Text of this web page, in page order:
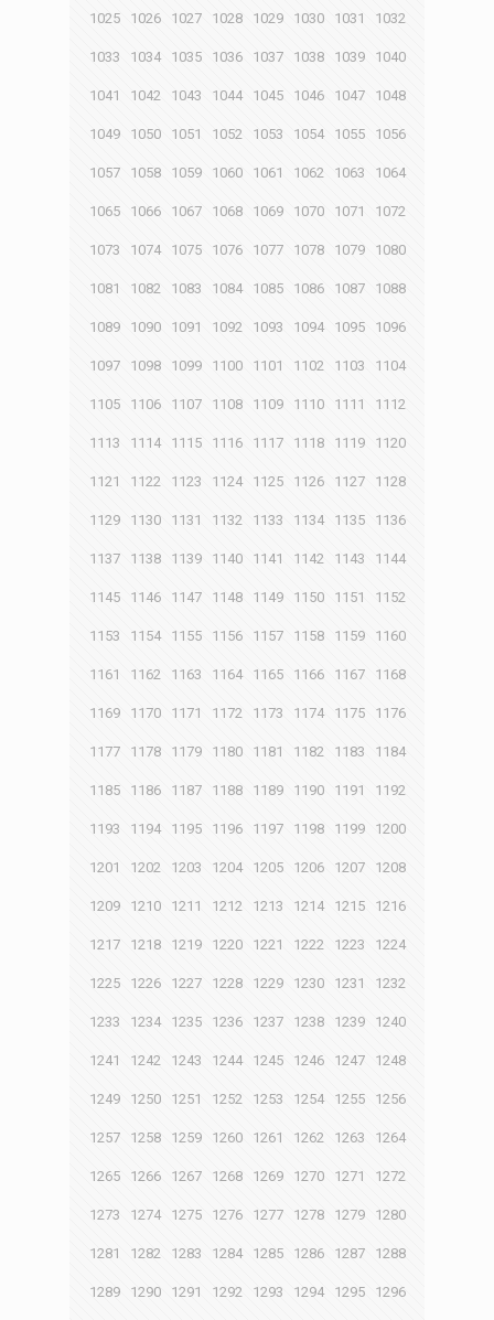
1025 1026 1027 1028 1029 1030 1031 1032
1033 1034 1035 1036 1037 1038 1039 1040
1041 1042 1043 1044 1045 1046 1047 1048
1049 1050 1051 1052 1053 1054 1055 1056
1057 1058 1059 1060 1061 1062 1063 1064
1065 1066 1067 1068 1069 1070 1071 1072
1073 1074 1075 1076 1077 1078 1079 1080
1081 1082 1083 1084 1085 1086 1087 1088
1089 1090 1091 1092 1093 1094 1095 1096
1097 1098 1099 1100 1101 1102 1103 1104
1105 1106 1107 1108 1109 1110 1111 1112
1113 1114 1115 1116 1117 1118 1119 1120
1121 1122 1123 1124 1125 1126 1127 1128
1129 1130 1131 1132 1133 1134 1135 1136
1137 1138 1139 1140 1141 1142 1143 1144
1145 1146 1147 1148 1149 1150 1151 1152
1153 1154 1155 1156 1157 1158 1159 1160
1161 1162 1163 1164 1165 1166 1167 1168
1169 1170 1171 1172 1173 1174 1175 1176
1177 1178 1179 1180 1181 1182 1183 1184
1185 1186 1187 1188 1189 1190 1191 1192
1193 1194 1195 1196 1197 1198 1199 1200
1201 1202 1203 1204 1205 1206 1207 1208
1209 1210 1211 1212 1213 1214 1215 1216
1217 1218 1219 1220 1221 1222 1223 1224
1225 1226 1227 1228 1229 1230 1231 1232
1233 1234 1235 1236 1237 1238 1239 1240
1241 1242 1243 1244 1245 1246 1247 1248
1249 1250 1251 1252 1253 1254 1255 1256
1257 1258 1259 1260 1261 1262 1263 1264
1265 1266 1267 1268 1269 1270 1271 1272
1273 1274 1275 1276 1277 1278 1279 1280
1281 1282 1283 1284 1285 1286 1287 1288
1289 1290 1291 1292 1293 1294 1295 1296